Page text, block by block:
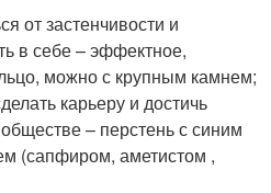
от застенчивости и
в себе – эффектное,
можно с крупным камнем;
карьеру и достичь
– перстень с синим
(сапфиром, аметистом ,